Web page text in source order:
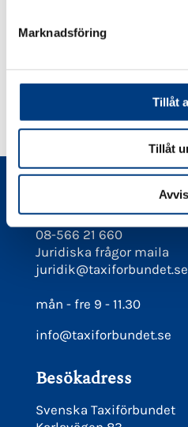
Marknadsföring
Tillåt
Tillåt
DELA:
DELA
PÅ
DELA
PÅ
DELA
PÅ
LINKEDIN
PÅ
08-566 21 660
Juridiska frågor maila
juridik@taxiforbundet.se
mån - fre 9 - 11.30
info@taxiforbundet.se
Besökadress
Svenska Taxiförbundet